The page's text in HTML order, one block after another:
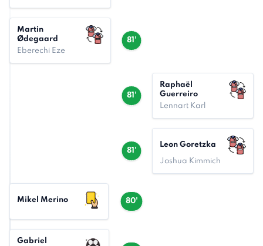
81'
Martin
Ødegaard
Eberechi Eze
81'
Raphaël
Guerreiro
Lennart Karl
81'
Leon Goretzka
Joshua Kimmich
80'
Mikel Merino
Gabriel